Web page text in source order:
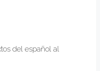
del español al